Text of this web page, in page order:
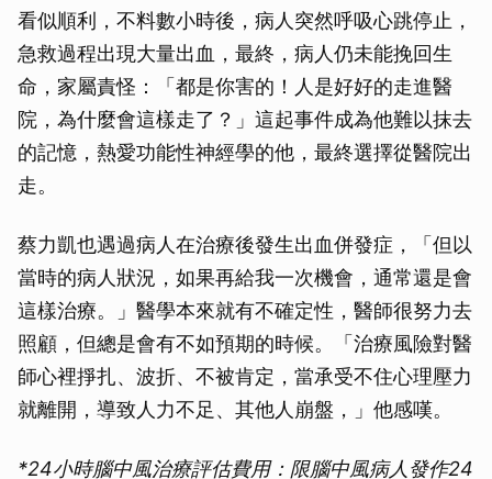
看似順利，不料數小時後，病人突然呼吸心跳停止，
急救過程出現大量出血，最終，病人仍未能挽回生
命，家屬責怪：「都是你害的！人是好好的走進醫
院，為什麼會這樣走了？」這起事件成為他難以抹去
的記憶，熱愛功能性神經學的他，最終選擇從醫院出
走。
蔡力凱也遇過病人在治療後發生出血併發症，「但以
當時的病人狀況，如果再給我一次機會，通常還是會
這樣治療。」醫學本來就有不確定性，醫師很努力去
照顧，但總是會有不如預期的時候。「治療風險對醫
師心裡掙扎、波折、不被肯定，當承受不住心理壓力
就離開，導致人力不足、其他人崩盤，」他感嘆。
*24小時腦中風治療評估費用：限腦中風病人發作24